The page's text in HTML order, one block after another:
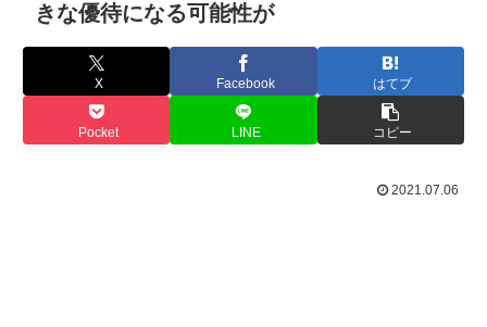
きな優待になる可能性が
X Facebook はてブ
Pocket LINE コピー
2021.07.06